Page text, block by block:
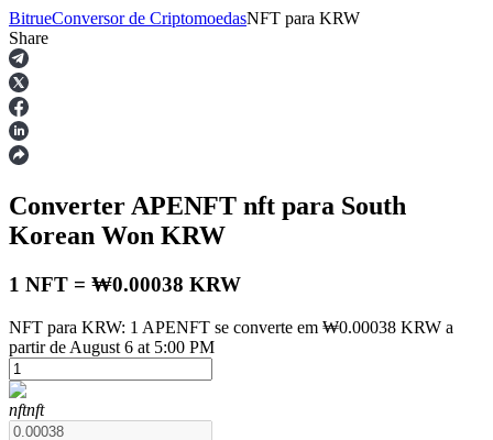
Futuros
Futuros de USDT
BitrueConversor de CriptomoedasNFT para KRW
Share
Converter APENFT nft para South
Korean Won KRW
1 NFT = ₩0.00038 KRW
NFT para KRW: 1 APENFT se converte em ₩0.00038 KRW a
partir de August 6 at 5:00 PM
nftnft